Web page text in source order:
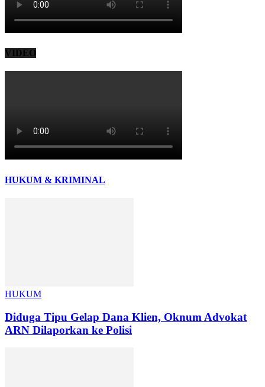
VIDEO
HUKUM & KRIMINAL
HUKUM
Diduga Tipu Gelap Dana Klien, Oknum Advokat
ARN Dilaporkan ke Polisi